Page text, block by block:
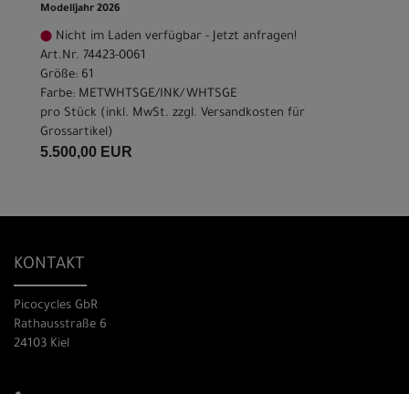
Modelljahr 2026
Nicht im Laden verfügbar - Jetzt anfragen!
Art.Nr. 74423-0061
Größe: 61
Farbe: METWHTSGE/INK/WHTSGE
pro Stück (inkl. MwSt. zzgl. Versandkosten für
Grossartikel)
5.500,00 EUR
KONTAKT
Picocycles GbR
Rathausstraße 6
24103 Kiel